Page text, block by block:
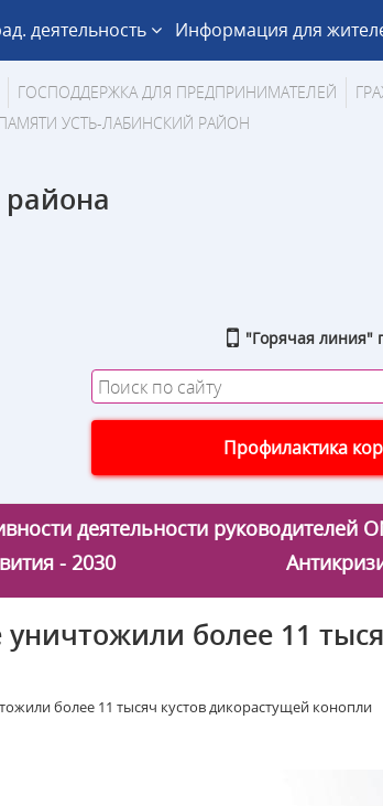
деятельность Информация для
ГОСПОДДЕРЖКА ДЛЯ ПРЕДПРИНИМАТЕЛЕЙ
УСТЬ-ЛАБИНСКИЙ РАЙОН
"Горячая линия"
Профилактика
деятельности руководителей
- 2030
более 11
более 11 тысяч кустов дикорастущей конопли